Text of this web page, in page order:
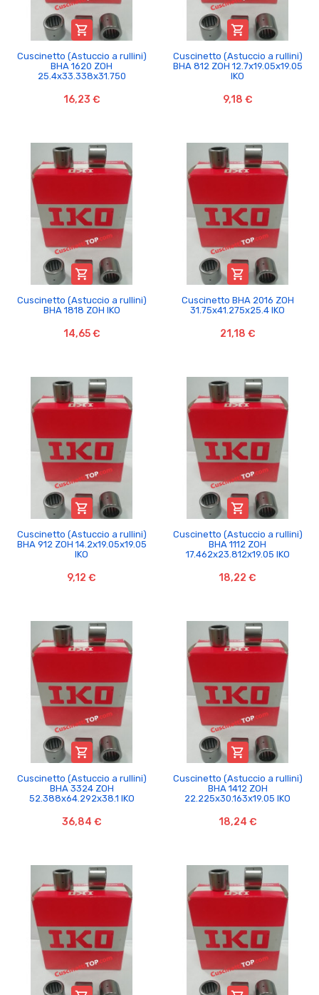

Cuscinetto (Astuccio a rullini)
BHA 1620 ZOH
25.4x33.338x31.750
16,23 €

Cuscinetto (Astuccio a rullini)
BHA 812 ZOH 12.7x19.05x19.05
IKO
9,18 €

Cuscinetto (Astuccio a rullini)
BHA 1818 ZOH IKO
14,65 €

Cuscinetto BHA 2016 ZOH
31.75x41.275x25.4 IKO
21,18 €

Cuscinetto (Astuccio a rullini)
BHA 912 ZOH 14.2x19.05x19.05
IKO
9,12 €

Cuscinetto (Astuccio a rullini)
BHA 1112 ZOH
17.462x23.812x19.05 IKO
18,22 €

Cuscinetto (Astuccio a rullini)
BHA 3324 ZOH
52.388x64.292x38.1 IKO
36,84 €

Cuscinetto (Astuccio a rullini)
BHA 1412 ZOH
22.225x30.163x19.05 IKO
18,24 €